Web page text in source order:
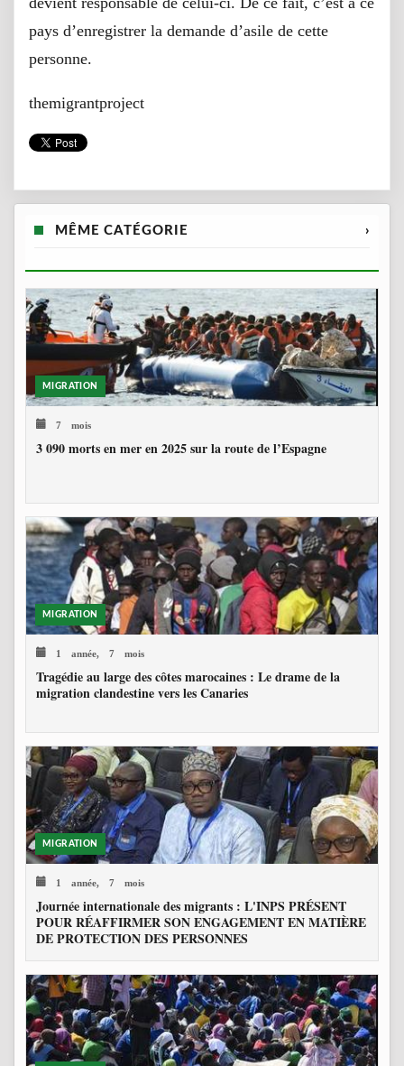
pays d’enregistrer la demande d’asile de cette
personne.
themigrantproject
MÊME CATÉGORIE ›
MIGRATION
7 mois
3 090 morts en mer en 2025 sur la route de l’Espagne
MIGRATION
1 année, 7 mois
Tragédie au large des côtes marocaines : Le drame de la
migration clandestine vers les Canaries
MIGRATION
1 année, 7 mois
Journée internationale des migrants : L'INPS PRÉSENT
POUR RÉAFFIRMER SON ENGAGEMENT EN MATIÈRE
DE PROTECTION DES PERSONNES